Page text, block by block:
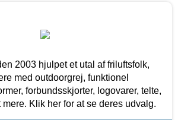
2003 hjulpet et utal af friluftsfolk,
med outdoorgrej, funktionel
forbundsskjorter, logovarer, telte,
Klik her for at se deres udvalg.